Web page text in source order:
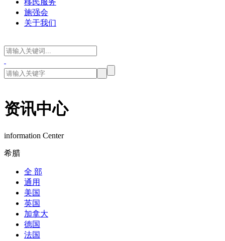
移民服务
施强会
关于我们
资讯中心
information Center
希腊
全 部
通用
美国
英国
加拿大
德国
法国